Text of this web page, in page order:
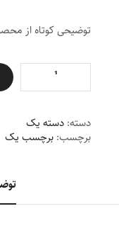
توضیحی کوتاه از
دسته: دسته یک
برچسب: برچسب یک